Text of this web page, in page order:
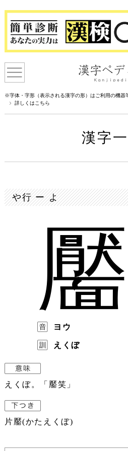
※字体・字形（表示される漢字の形）はご利用の機器
詳しくはこちら
漢字
や行 ー よ
靨
ヨウ
えくぼ
えくぼ。「靨笑」
片靨(かたえくぼ)